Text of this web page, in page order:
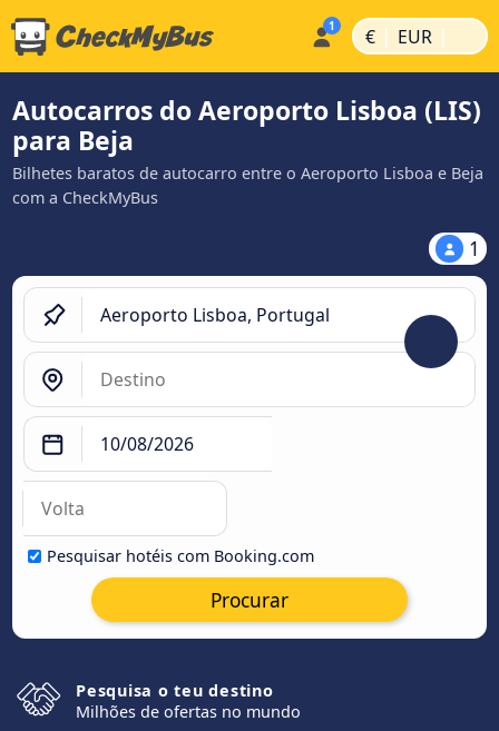
€ | EUR |
Autocarros do Aeroporto Lisboa (LIS)
para Beja
Bilhetes baratos de autocarro entre o Aeroporto Lisboa e Beja
com a CheckMyBus
1
Pesquisar hotéis com Booking.com
Procurar
Pesquisa o teu destino
Milhões de ofertas no mundo